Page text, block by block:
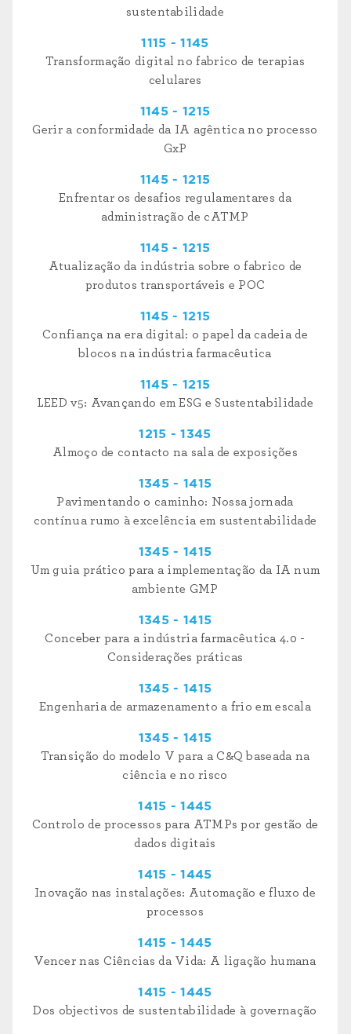
sustentabilidade
1115 - 1145
Transformação digital no fabrico de terapias
celulares
1145 - 1215
Gerir a conformidade da IA agêntica no processo
GxP
1145 - 1215
Enfrentar os desafios regulamentares da
administração de cATMP
1145 - 1215
Atualização da indústria sobre o fabrico de
produtos transportáveis e POC
1145 - 1215
Confiança na era digital: o papel da cadeia de
blocos na indústria farmacêutica
1145 - 1215
LEED v5: Avançando em ESG e Sustentabilidade
1215 - 1345
Almoço de contacto na sala de exposições
1345 - 1415
Pavimentando o caminho: Nossa jornada
contínua rumo à excelência em sustentabilidade
1345 - 1415
Um guia prático para a implementação da IA num
ambiente GMP
1345 - 1415
Conceber para a indústria farmacêutica 4.0 -
Considerações práticas
1345 - 1415
Engenharia de armazenamento a frio em escala
1345 - 1415
Transição do modelo V para a C&Q baseada na
ciência e no risco
1415 - 1445
Controlo de processos para ATMPs por gestão de
dados digitais
1415 - 1445
Inovação nas instalações: Automação e fluxo de
processos
1415 - 1445
Vencer nas Ciências da Vida: A ligação humana
1415 - 1445
Dos objectivos de sustentabilidade à governação